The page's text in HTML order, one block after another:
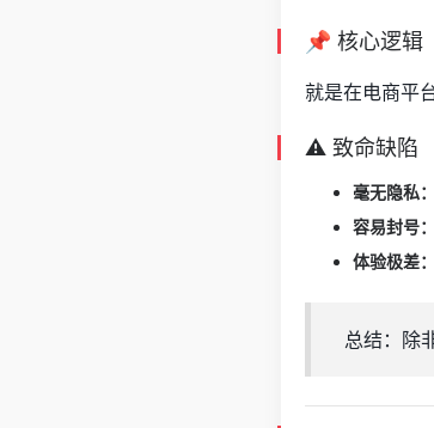
📌 核心逻辑
就是在电商平
⚠️ 致命缺陷
毫无隐私：
容易封号：
体验极差：
总结：除